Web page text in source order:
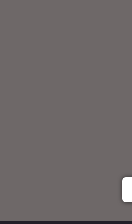
giảm
hấp
trọng